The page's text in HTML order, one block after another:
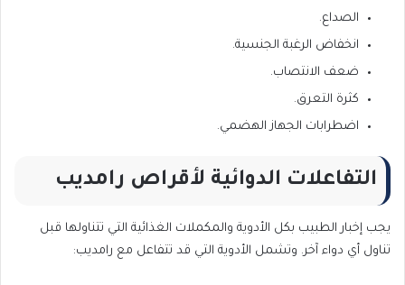
الصداع.
انخفاض الرغبة الجنسية.
ضعف الانتصاب.
كثرة التعرق.
اضطرابات الجهاز الهضمي.
التفاعلات الدوائية لأقراص رامديب
يجب إخبار الطبيب بكل الأدوية والمكملات الغذائية التي تتناولها قبل
تناول أي دواء آخر. وتشمل الأدوية التي قد تتفاعل مع رامديب: